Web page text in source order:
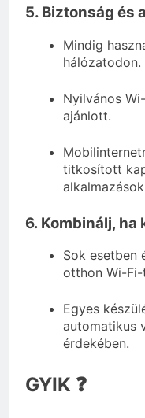
5. Biztonság és
Mindig
hálózatodon.
Nyilvános
ajánlott.
titkosított
6. Kombinálj, ha
Sok esetben
otthon Wi-
Egyes
automatikus
érdekében.
GYIK ❓